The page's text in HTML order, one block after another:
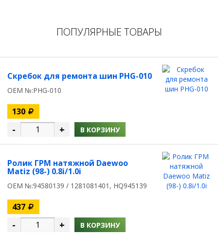
ПОПУЛЯРНЫЕ ТОВАРЫ
Скребок для ремонта шин PHG-010
OEM №:PHG-010
130
- + В КОРЗИНУ
Ролик ГРМ натяжной Daewoo
Matiz (98-) 0.8i/1.0i
OEM №:94580139 / 1281081401, HQ945139
437
- + В КОРЗИНУ